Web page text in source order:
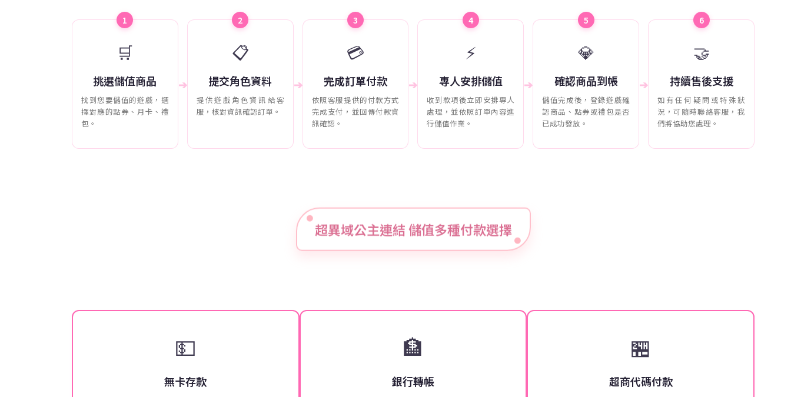
1
🛒
挑選儲值商品
找到您要儲值的遊戲，選
擇對應的點券、月卡、禮
包。
➔
2
📋
提交角色資料
提供遊戲角色資訊給客
服，核對資訊確認訂單。
➔
3
💳
完成訂單付款
依照客服提供的付款方式
完成支付，並回傳付款資
訊確認。
➔
4
⚡
專人安排儲值
收到款項後立即安排專人
處理，並依照訂單內容進
行儲值作業。
➔
5
💎
確認商品到帳
儲值完成後，登錄遊戲確
認商品、點券或禮包是否
已成功發放。
➔
6
🤝
持續售後支援
如有任何疑問或特殊狀
況，可隨時聯絡客服，我
們將協助您處理。
超異域公主連結 儲值多種付款選擇
💵
無卡存款
🏦
銀行轉帳
🏪
超商代碼付款